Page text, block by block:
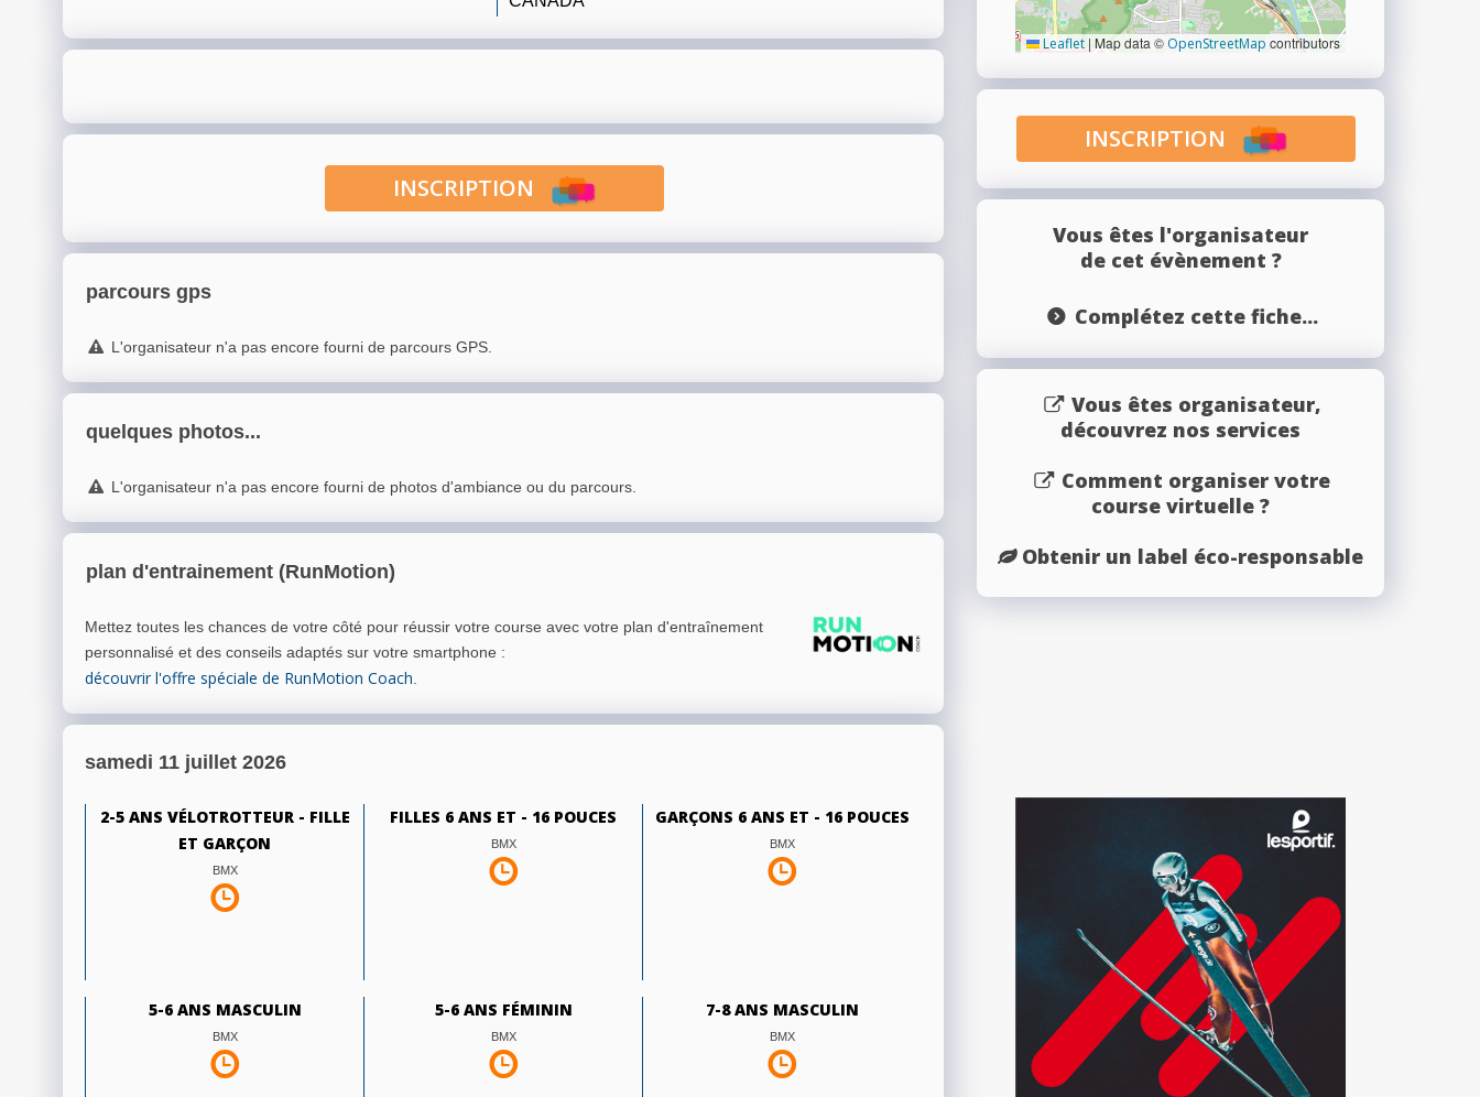
INSCRIPTION
parcours gps
L'organisateur n'a pas encore fourni de parcours GPS.
quelques photos...
L'organisateur n'a pas encore fourni de photos d'ambiance ou du parcours.
plan d'entrainement (RunMotion)
Mettez toutes les chances de votre côté pour réussir votre course avec votre plan d'entraînement
personnalisé et des conseils adaptés sur votre smartphone :
découvrir l'offre spéciale de RunMotion Coach.
samedi 11 juillet 2026
2-5 ANS VÉLOTROTTEUR - FILLE
ET GARÇON
BMX
FILLES 6 ANS ET - 16 POUCES
BMX
GARÇONS 6 ANS ET - 16 POUCES
BMX
5-6 ANS MASCULIN
BMX
5-6 ANS FÉMININ
BMX
7-8 ANS MASCULIN
BMX
Leaflet | Map data © OpenStreetMap contributors
INSCRIPTION
Vous êtes l'organisateur
de cet évènement ?
Complétez cette fiche...
Vous êtes organisateur,
découvrez nos services
Comment organiser votre
course virtuelle ?
Obtenir un label éco-responsable